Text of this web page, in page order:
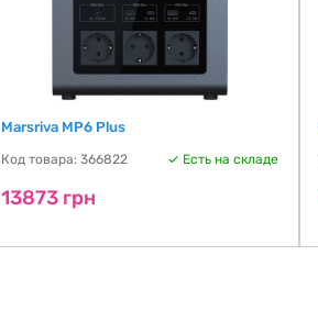
Marsriva MP6 Plus
Код товара: 366822 Есть на складе
13873 грн